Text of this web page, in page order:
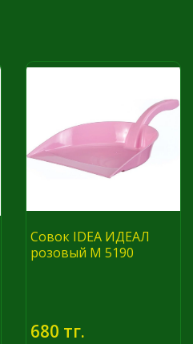
Совок IDEA ИДЕАЛ
розовый М 5190
680 тг.